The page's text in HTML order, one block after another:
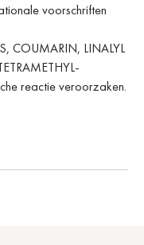
voorschriften
COUMARIN, LINALYL
reactie veroorzaken.